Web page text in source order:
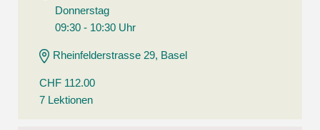
Donnerstag
09:30 - 10:30 Uhr
Rheinfelderstrasse 29, Basel
CHF 112.00
7 Lektionen